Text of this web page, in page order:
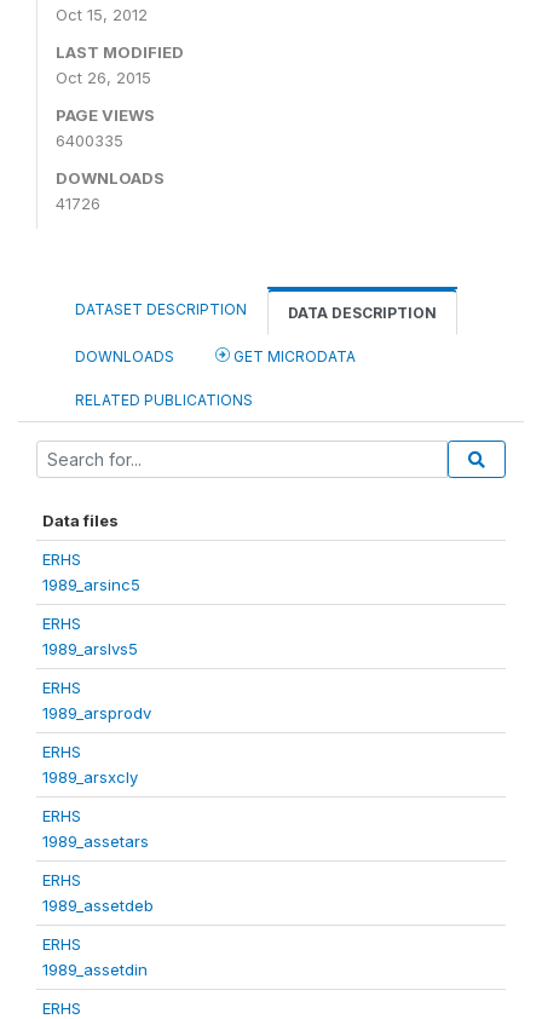
Oct 15, 2012
LAST MODIFIED
Oct 26, 2015
PAGE VIEWS
6400335
DOWNLOADS
41726
DATASET DESCRIPTION DATA DESCRIPTION
DOWNLOADS GET MICRODATA
RELATED PUBLICATIONS
Data files
ERHS
1989_arsinc5
ERHS
1989_arslvs5
ERHS
1989_arsprodv
ERHS
1989_arsxcly
ERHS
1989_assetars
ERHS
1989_assetdeb
ERHS
1989_assetdin
ERHS